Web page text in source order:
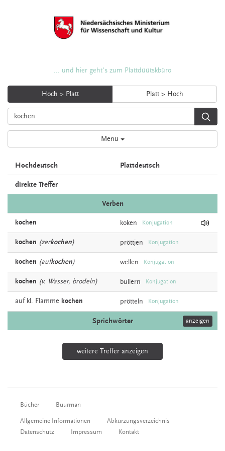
... und hier geht's zum Plattdüütskbüro
Hoch > Platt Platt > Hoch
Menü
Hochdeutsch Plattdeutsch
direkte Treffer
Verben
kochen koken Konjugation
kochen (zerkochen) pröttjen Konjugation
kochen (aufkochen) wellen Konjugation
kochen (v. Wasser, brodeln) bullern Konjugation
auf kl. Flamme kochen prötteln Konjugation
Sprichwörter anzeigen
weitere Treffer anzeigen
Bücher Buurman
Allgemeine Informationen
Abkürzungsverzeichnis
Datenschutz
Impressum Kontakt